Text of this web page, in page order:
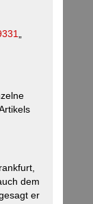
dem
er